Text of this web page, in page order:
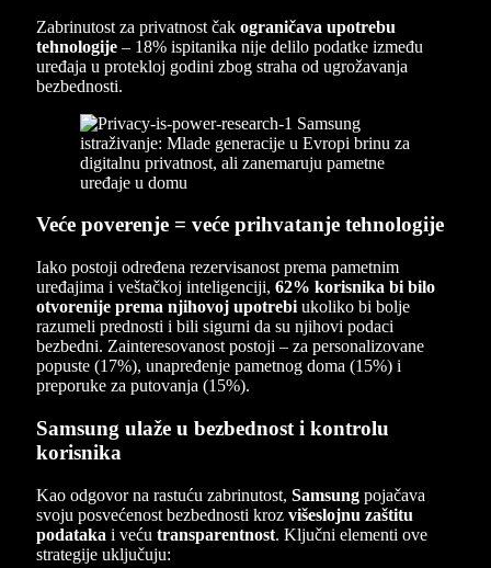
Zabrinutost za privatnost čak ograničava upotrebu
tehnologije – 18% ispitanika nije delilo podatke između
uređaja u protekloj godini zbog straha od ugrožavanja
bezbednosti.
Veće poverenje = veće prihvatanje tehnologije
Iako postoji određena rezervisanost prema pametnim
uređajima i veštačkoj inteligenciji, 62% korisnika bi bilo
otvorenije prema njihovoj upotrebi ukoliko bi bolje
razumeli prednosti i bili sigurni da su njihovi podaci
bezbedni. Zainteresovanost postoji – za personalizovane
popuste (17%), unapređenje pametnog doma (15%) i
preporuke za putovanja (15%).
Samsung ulaže u bezbednost i kontrolu
korisnika
Kao odgovor na rastuću zabrinutost, Samsung pojačava
svoju posvećenost bezbednosti kroz višeslojnu zaštitu
podataka i veću transparentnost. Ključni elementi ove
strategije uključuju: